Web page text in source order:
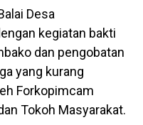
Desa
kegiatan bakti
dan pengobatan
yang kurang
Forkopimcam
Tokoh Masyarakat.